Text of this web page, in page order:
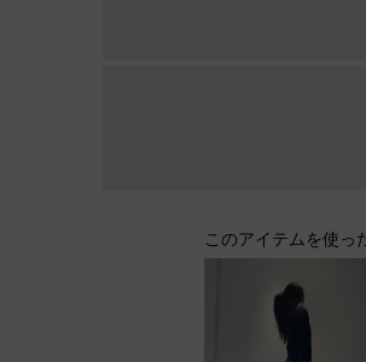
このアイテムを使っ